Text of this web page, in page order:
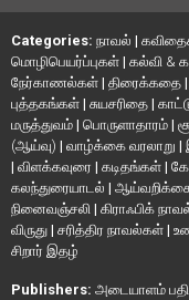
Categories: நாவல் |
மொழிபெயர்ப்புகள் | கல்வி &
நேர்காணல்கள் | திரைக்கதை |
புத்தகங்கள் | சுயசரிதை |
மருத்துவம் | பொருளாதாரம் |
(ஆய்வு) | வாழ்க்கை வரலாறு |
| விளக்கவுரை | கடிதங்கள் |
கலந்துரையாடல் |
நினைவஞ்சலி | கிராஃபிக்
விருது | சரித்திர நாவல்கள் |
சிறார் இதழ்
Publishers: அடையாளம்